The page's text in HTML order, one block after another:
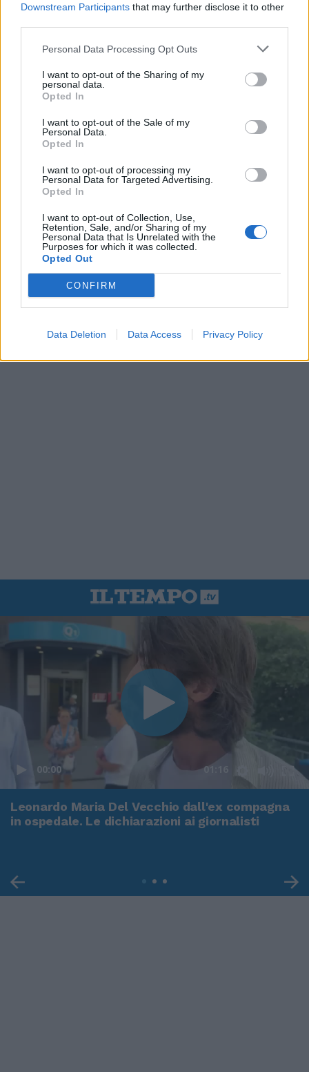
Downstream Participants that may further disclose it to other
Personal Data Processing Opt Outs
I want to opt-out of the Sharing of my
personal data.
Opted In
I want to opt-out of the Sale of my
Personal Data.
Opted In
I want to opt-out of processing my
Personal Data for Targeted Advertising.
Opted In
I want to opt-out of Collection, Use,
Retention, Sale, and/or Sharing of my
Personal Data that Is Unrelated with the
Purposes for which it was collected.
Opted Out
CONFIRM
Data Deletion Data Access Privacy Policy
00:00 01:16
Leonardo Maria Del Vecchio dall'ex compagna
in ospedale. Le dichiarazioni ai giornalisti